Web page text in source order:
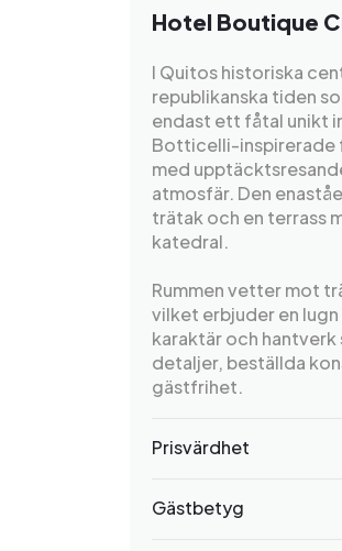
Hotel Boutique
I Quitos historiska
republikanska tiden
endast ett fåtal unikt
Botticelli-inspirerade
med
atmosfär. Den
trätak och en terrass
katedral.
Rummen vetter mot
vilket erbjuder en
karaktär och
detaljer, beställda
gästfrihet.
Prisvärdhet
Gästbetyg